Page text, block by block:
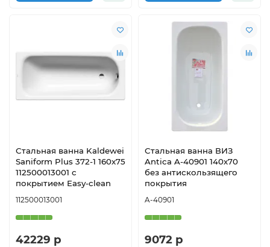
Стальная ванна Kaldewei
Saniform Plus 372-1 160x75
112500013001 с
покрытием Easy-clean
112500013001
42229 р
Стальная ванна ВИЗ
Antica A-40901 140х70
без антискользящего
покрытия
A-40901
9072 р